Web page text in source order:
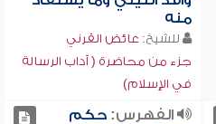
منه
للشيخ: عائض القرني
جزء من محاضرة ( آداب الرسالة
في الإسلام)
الفهرس:حكم